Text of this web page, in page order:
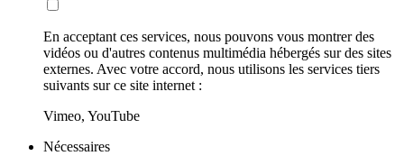
En acceptant ces services, nous pouvons vous montrer des
vidéos ou d'autres contenus multimédia hébergés sur des sites
externes. Avec votre accord, nous utilisons les services tiers
suivants sur ce site internet :
Vimeo, YouTube
Nécessaires